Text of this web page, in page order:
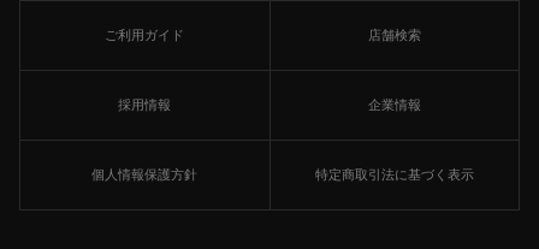
ご利用ガイド 店舗検索
採用情報 企業情報
個人情報保護方針 特定商取引法に基づく表示